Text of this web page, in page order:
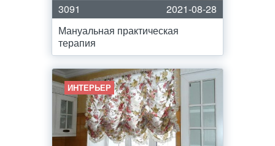
3091
2021-08-28
Мануальная практическая
терапия
ИНТЕРЬЕР